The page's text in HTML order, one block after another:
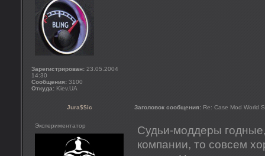
Зарегистрирован: 23.05.2004
14:30
Сообщения: 3100
Откуда: Kiev.UA
Jura$$ic Заголовок сообщения: Re: Case Mod World
Экспериментатор
Судьи-моддеры
компании, то совсем